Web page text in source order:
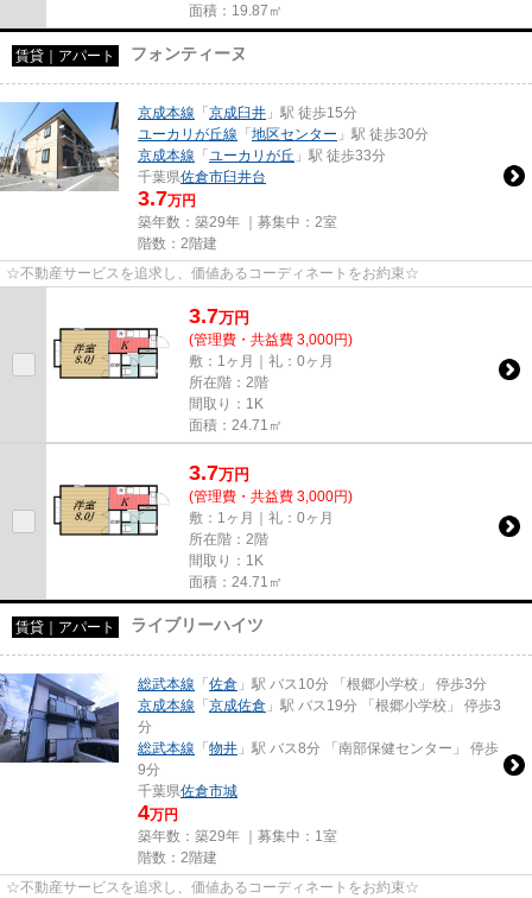
面積：19.87㎡
賃貸｜アパート フォンティーヌ
京成本線 「 京成臼井 」駅 徒歩15分
ユーカリが丘線 「 地区センター 」駅 徒歩30分
京成本線 「 ユーカリが丘 」駅 徒歩33分
千葉県佐倉市臼井台
3.7万円
築年数：築29年 ｜募集中： 2室
階数：2階建
☆不動産サービスを追求し、価値あるコーディネートをお約束☆
3.7万円
(管理費・共益費 3,000円)
敷：1ヶ月｜礼：0ヶ月
所在階：2階
間取り：1K
面積：24.71㎡
3.7万円
(管理費・共益費 3,000円)
敷：1ヶ月｜礼：0ヶ月
所在階：2階
間取り：1K
面積：24.71㎡
賃貸｜アパート ライブリーハイツ
総武本線 「 佐倉 」駅 バス10分 「根郷小学校」 停歩3分
京成本線 「 京成佐倉 」駅 バス19分 「根郷小学校」 停歩3
分
総武本線 「 物井 」駅 バス8分 「南部保健センター」 停歩
9分
千葉県佐倉市城
4万円
築年数：築29年 ｜募集中： 1室
階数：2階建
☆不動産サービスを追求し、価値あるコーディネートをお約束☆